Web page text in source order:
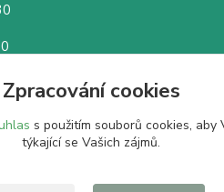
Zpracování cookies
s použitím souborů cookies,
týkající se Vašich zájmů.